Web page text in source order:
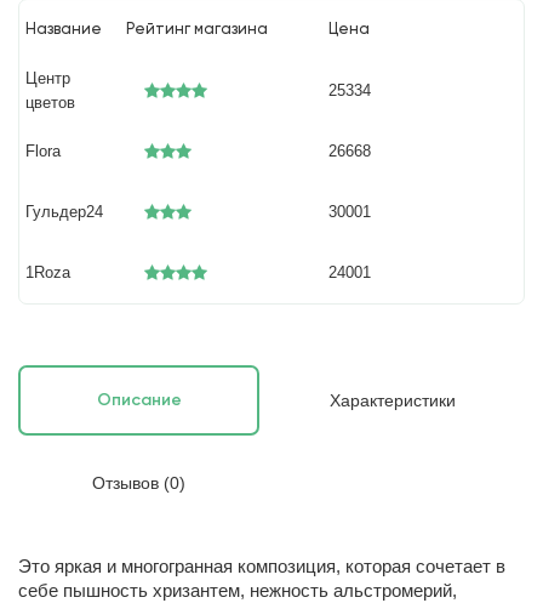
Название Рейтинг магазина Цена
Центр
цветов
25334
Flora 26668
Гульдер24 30001
1Roza 24001
Описание Характеристики
Отзывов (0)
Это яркая и многогранная композиция, которая сочетает в
себе пышность хризантем, нежность альстромерий,